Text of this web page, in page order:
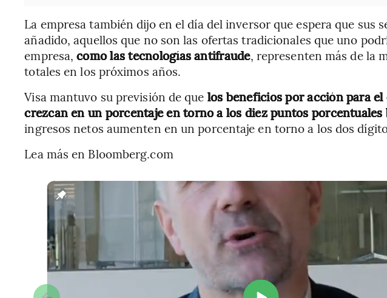
La empresa también dijo en el día del inversor que espera que sus
añadido, aquellos que no son las ofertas tradicionales que uno
empresa,como las tecnologías antifraude, representen más de la
totales en los próximos años.
Visa mantuvo su previsión de que los beneficios por acción para
crezcan en un porcentaje en torno a los diez puntos porcentuales
ingresos netos aumenten en un porcentaje en torno a los dos
Lea más en Bloomberg.com